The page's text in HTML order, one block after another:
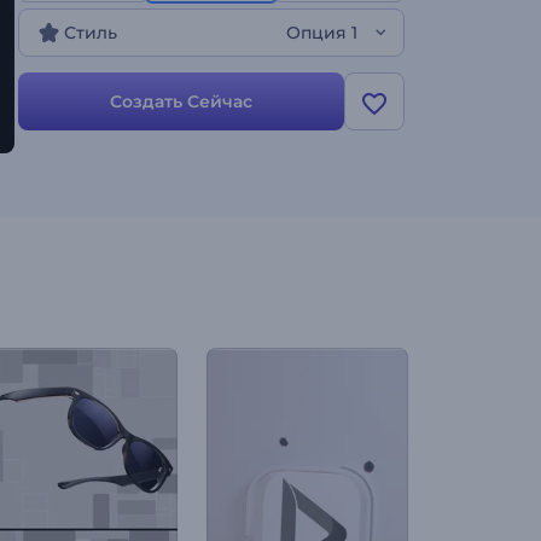
Идеально подходит для документальных интро,
проектов на космическую тематику,
инновационных брендов, мистических
трейлеров и многого другого. Создавайте
прямо сейчас!
Стиль Опция 1
Создать Сейчас